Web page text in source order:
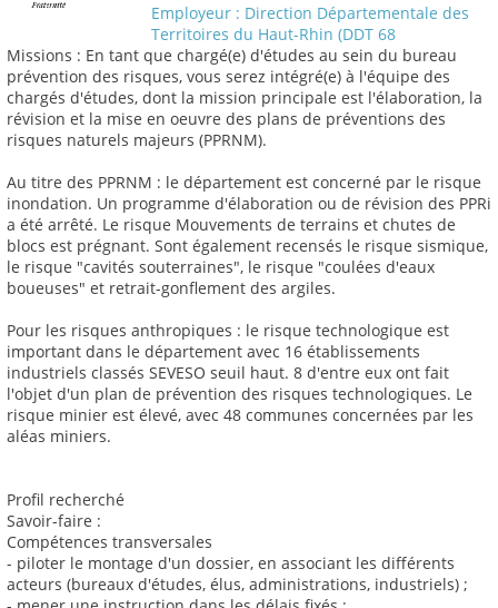
Employeur : Direction Départementale des
Territoires du Haut-Rhin (DDT 68
Missions : En tant que chargé(e) d'études au sein du bureau
prévention des risques, vous serez intégré(e) à l'équipe des
chargés d'études, dont la mission principale est l'élaboration, la
révision et la mise en oeuvre des plans de préventions des
risques naturels majeurs (PPRNM).
Au titre des PPRNM : le département est concerné par le risque
inondation. Un programme d'élaboration ou de révision des PPRi
a été arrêté. Le risque Mouvements de terrains et chutes de
blocs est prégnant. Sont également recensés le risque sismique,
le risque "cavités souterraines", le risque "coulées d'eaux
boueuses" et retrait-gonflement des argiles.
Pour les risques anthropiques : le risque technologique est
important dans le département avec 16 établissements
industriels classés SEVESO seuil haut. 8 d'entre eux ont fait
l'objet d'un plan de prévention des risques technologiques. Le
risque minier est élevé, avec 48 communes concernées par les
aléas miniers.
Profil recherché
Savoir-faire :
Compétences transversales
- piloter le montage d'un dossier, en associant les différents
acteurs (bureaux d'études, élus, administrations, industriels) ;